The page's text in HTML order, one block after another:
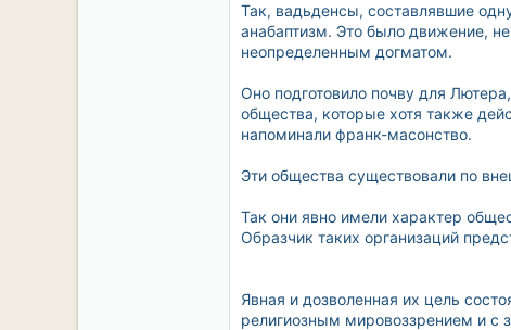
Так, вадьденсы, составлявшие
анабаптизм. Это было движение,
неопределенным догматом.
Оно подготовило почву для
общества, которые хотя также
напоминали франк-масонство.
Эти общества существовали по
Так они явно имели характер
Образчик таких организаций
Явная и дозволенная их цель
религиозным мировоззрением и с